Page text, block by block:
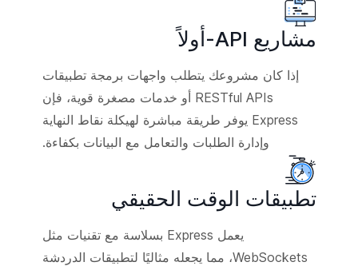
مشاريع API-أولاً
إذا كان مشروعك يتطلب واجهات برمجة تطبيقات
RESTful APIs أو خدمات مصغرة قوية، فإن
Express يوفر طريقة مباشرة لهيكلة نقاط النهاية
وإدارة الطلبات والتعامل مع البيانات بكفاءة.
تطبيقات الوقت الحقيقي
يعمل Express بسلاسة مع تقنيات مثل
WebSockets، مما يجعله مثاليًا لتطبيقات الدردشة